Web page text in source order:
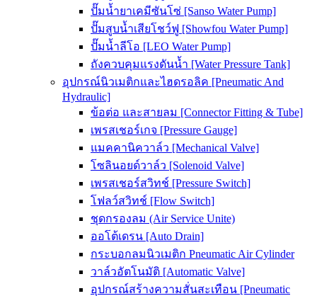
ปั๊มน้ำยาเคมีซันโซ่ [Sanso Water Pump]
ปั๊มสูบน้ำเสียโชว์ฟู [Showfou Water Pump]
ปั๊มน้ำลีโอ [LEO Water Pump]
ถังควบคุมแรงดันน้ำ [Water Pressure Tank]
อุปกรณ์นิวเมติกและไฮดรอลิค [Pneumatic And
Hydraulic]
ข้อต่อ และสายลม [Connector Fitting & Tube]
เพรสเชอร์เกจ [Pressure Gauge]
แมคคานิควาล์ว [Mechanical Valve]
โซลินอยด์วาล์ว [Solenoid Valve]
เพรสเชอร์สวิทช์ [Pressure Switch]
โฟลว์สวิทช์ [Flow Switch]
ชุดกรองลม (Air Service Unite)
ออโต้เดรน [Auto Drain]
กระบอกลมนิวเมติก Pneumatic Air Cylinder
วาล์วอัตโนมัติ [Automatic Valve]
อุปกรณ์สร้างความสั่นสะเทือน [Pneumatic